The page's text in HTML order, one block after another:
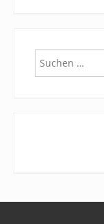
Suchen
nach: